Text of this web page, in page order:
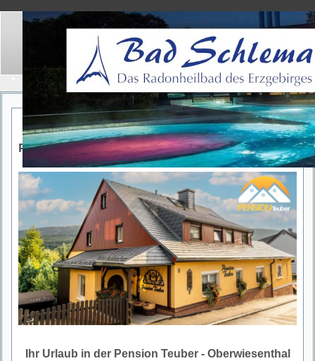
Aktuelle Seite:Startseite Urlaubsziele Erzgebirge
Suchen
Pension Teuber
Ihr Urlaub in der Pension Teuber - Oberwiesenthal